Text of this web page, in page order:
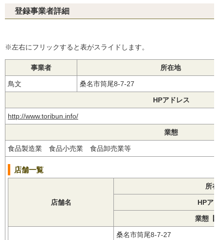
登録事業者詳細
※左右にフリックすると表がスライドします。
事業者 所在地
鳥文 桑名市筒尾8-7-27
HPアドレス
http://www.toribun.info/
業態
食品製造業 食品小売業 食品卸売業等
店舗一覧
店舗名
所
HPア
業態【
桑名市筒尾8-7-27